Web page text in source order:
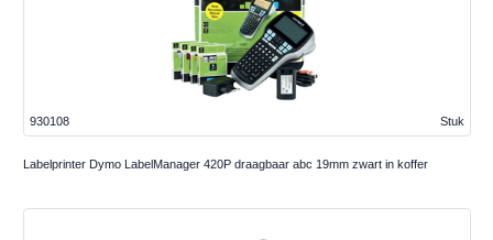
Stuk
930108
Labelprinter Dymo LabelManager 420P draagbaar abc 19mm zwart in koffer